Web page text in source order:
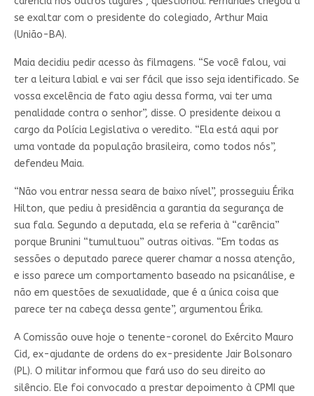
se exaltar com o presidente do colegiado, Arthur Maia
(União-BA).
Maia decidiu pedir acesso às filmagens. “Se você falou, vai
ter a leitura labial e vai ser fácil que isso seja identificado. Se
vossa excelência de fato agiu dessa forma, vai ter uma
penalidade contra o senhor”, disse. O presidente deixou a
cargo da Polícia Legislativa o veredito. “Ela está aqui por
uma vontade da população brasileira, como todos nós”,
defendeu Maia.
“Não vou entrar nessa seara de baixo nível”, prosseguiu Érika
Hilton, que pediu à presidência a garantia da segurança de
sua fala. Segundo a deputada, ela se referia à “carência”
porque Brunini “tumultuou” outras oitivas. “Em todas as
sessões o deputado parece querer chamar a nossa atenção,
e isso parece um comportamento baseado na psicanálise, e
não em questões de sexualidade, que é a única coisa que
parece ter na cabeça dessa gente”, argumentou Érika.
A Comissão ouve hoje o tenente-coronel do Exército Mauro
Cid, ex-ajudante de ordens do ex-presidente Jair Bolsonaro
(PL). O militar informou que fará uso do seu direito ao
silêncio. Ele foi convocado a prestar depoimento à CPMI que